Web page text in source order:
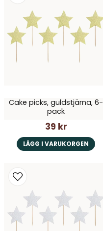
Cake picks, guldstjärna, 6-
pack
39 kr
LÄGG I VARUKORGEN